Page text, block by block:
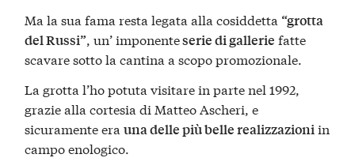
Ma la sua fama resta legata alla cosiddetta “grotta
del Russi”, un’ imponenteserie di gallerie fatte
scavare sotto la cantina a scopo promozionale.
La grotta l’ho potuta visitare in parte nel 1992,
grazie alla cortesia di Matteo Ascheri, e
sicuramente erauna delle più belle realizzazioniin
campo enologico.